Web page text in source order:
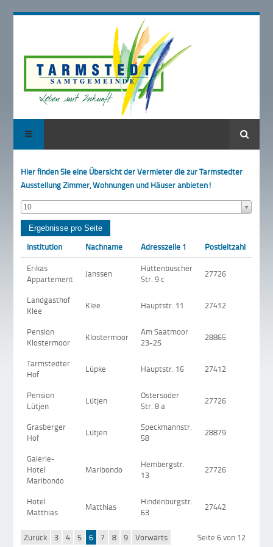
Suche
Hier finden Sie eine Übersicht der Vermieter die zur Tarmstedter
Ausstellung Zimmer, Wohnungen und Häuser anbieten!
10
Institution Nachname Adresszeile 1 Postleitzahl
Erikas
Appartement
Janssen
Hüttenbuscher
Str. 9 c
27726
Landgasthof
Klee
Klee Hauptstr. 11 27412
Pension
Klostermoor
Klostermoor
Am Saatmoor
23-25
28865
Tarmstedter
Hof
Lüpke Hauptstr. 16 27412
Pension
Lütjen
Lütjen
Ostersoder
Str. 8 a
27726
Grasberger
Hof
Lütjen
Speckmannstr.
58
28879
Galerie-
Hotel
Maribondo
Maribondo
Hembergstr.
13
27726
Hotel
Matthias
Matthias
Hindenburgstr.
63
27442
Seite 6 von 12
Zurück 3 4 5 6 7 8 9 Vorwärts